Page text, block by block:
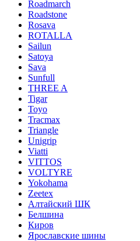
Roadmarch
Roadstone
Rosava
ROTALLA
Sailun
Satoya
Sava
Sunfull
THREE A
Tigar
Toyo
Tracmax
Triangle
Unigrip
Viatti
VITTOS
VOLTYRE
Yokohama
Zeetex
Алтайский ШК
Белшина
Киров
Ярославские шины